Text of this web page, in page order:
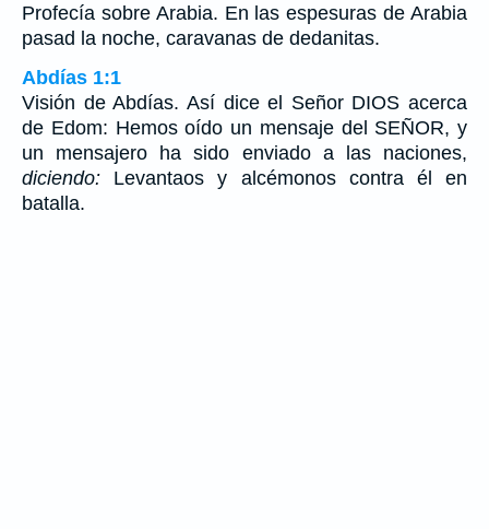
Profecía sobre Arabia. En las espesuras de Arabia
pasad la noche, caravanas de dedanitas.
Abdías 1:1
Visión de Abdías. Así dice el Señor DIOS acerca
de Edom: Hemos oído un mensaje del SEÑOR, y
un mensajero ha sido enviado a las naciones,
diciendo: Levantaos y alcémonos contra él en
batalla.